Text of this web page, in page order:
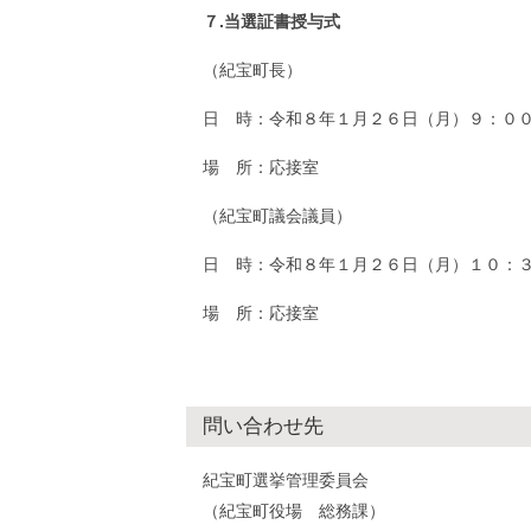
７.当選証書授与式
（紀宝町長）
日 時：令和８年１月２６日（月）９：０
場 所：応接室
（紀宝町議会議員）
日 時：令和８年１月２６日（月）１０：
場 所：応接室
問い合わせ先
紀宝町選挙管理委員会
（紀宝町役場 総務課）